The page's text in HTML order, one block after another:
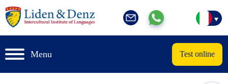
Menu Test online